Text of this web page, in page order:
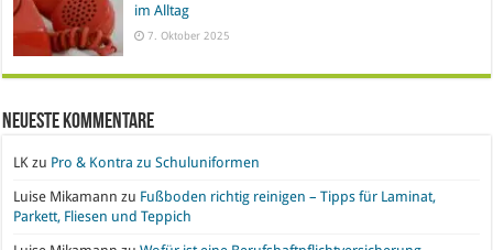
im Alltag
7. Oktober 2025
Neueste Kommentare
LK zu Pro & Kontra zu Schuluniformen
Luise Mikamann zu Fußboden richtig reinigen – Tipps für Laminat,
Parkett, Fliesen und Teppich